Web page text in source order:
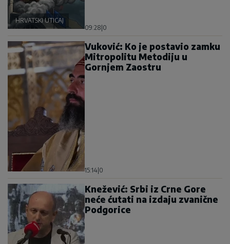
HRVATSKI UTICAJ
09:28|0
Vuković: Ko je postavio zamku
Mitropolitu Metodiju u
Gornjem Zaostru
15:14|0
Knežević: Srbi iz Crne Gore
neće ćutati na izdaju zvanične
Podgorice